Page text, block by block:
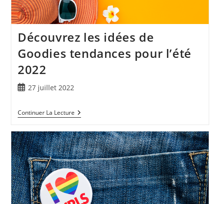
Découvrez les idées de
Goodies tendances pour l’été
2022
27 juillet 2022
Continuer La Lecture